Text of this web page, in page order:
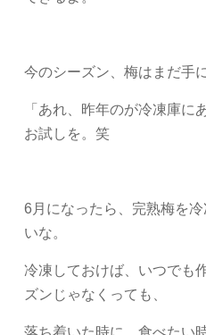
今のシーズン、梅はまだ手
「あれ、昨年のが冷凍庫に
お試しを。笑
6月になったら、完熟梅を
いな。
冷凍しておけば、いつでも
ズンじゃなくっても、